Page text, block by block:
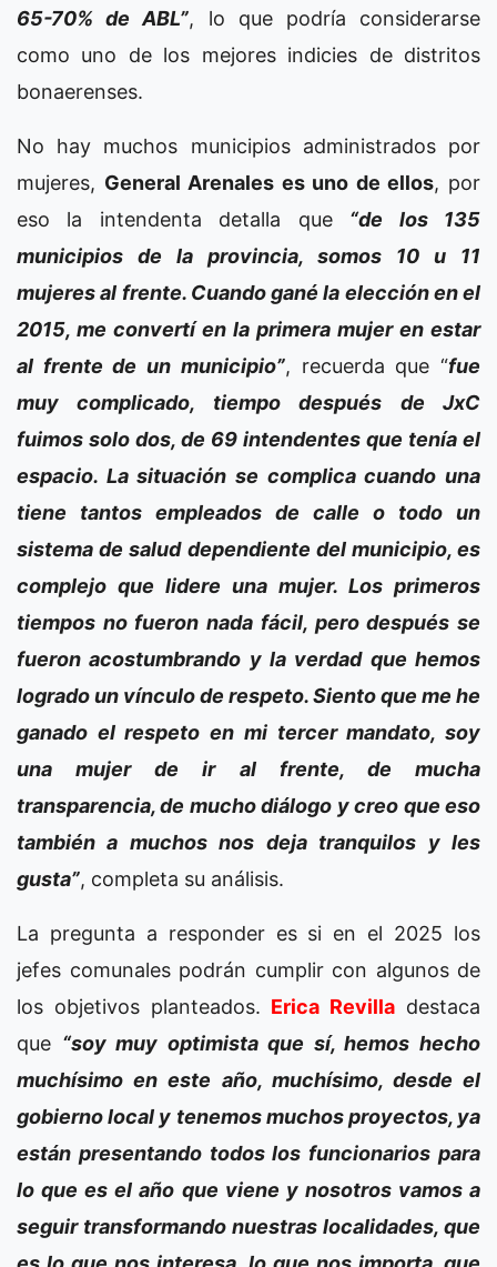
65-70% de ABL”, lo que podría considerarse
como uno de los mejores indicies de distritos
bonaerenses.
No hay muchos municipios administrados por
mujeres, General Arenales es uno de ellos, por
eso la intendenta detalla que “de los 135
municipios de la provincia, somos 10 u 11
mujeres al frente. Cuando gané la elección en el
2015, me convertí en la primera mujer en estar
al frente de un municipio”, recuerda que “fue
muy complicado, tiempo después de JxC
fuimos solo dos, de 69 intendentes que tenía el
espacio. La situación se complica cuando una
tiene tantos empleados de calle o todo un
sistema de salud dependiente del municipio, es
complejo que lidere una mujer. Los primeros
tiempos no fueron nada fácil, pero después se
fueron acostumbrando y la verdad que hemos
logrado un vínculo de respeto. Siento que me he
ganado el respeto en mi tercer mandato, soy
una mujer de ir al frente, de mucha
transparencia, de mucho diálogo y creo que eso
también a muchos nos deja tranquilos y les
gusta”, completa su análisis.
La pregunta a responder es si en el 2025 los
jefes comunales podrán cumplir con algunos de
los objetivos planteados. Erica Revilla destaca
que “soy muy optimista que sí, hemos hecho
muchísimo en este año, muchísimo, desde el
gobierno local y tenemos muchos proyectos, ya
están presentando todos los funcionarios para
lo que es el año que viene y nosotros vamos a
seguir transformando nuestras localidades, que